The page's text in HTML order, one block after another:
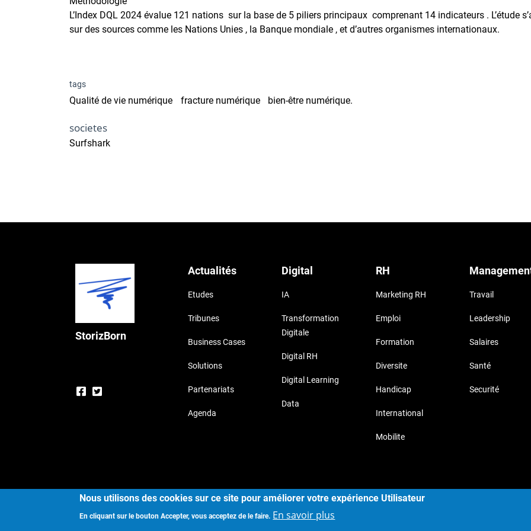
L’Index DQL 2024 évalue 121 nations sur la base de 5 piliers principaux comprenant 14 indicateurs . L’étude
sur des sources comme les Nations Unies , la Banque mondiale , et d’autres organismes internationaux.
tags
Qualité de vie numérique fracture numérique bien-être numérique.
societes
Surfshark
StorizBorn
Actualités
Etudes
Tribunes
Business Cases
Solutions
Partenariats
Agenda
Digital
IA
Transformation
Digitale
Digital RH
Digital Learning
Data
RH
Marketing RH
Emploi
Formation
Diversite
Handicap
International
Mobilite
Travail
Leadership
Salaires
Santé
Securité
Copyright © 2017, Storizborn , all rights reserved.
Nous utilisons des cookies sur ce site pour améliorer votre expérience Utilisateur
En cliquant sur le bouton Accepter, vous acceptez de le faire. En savoir plus